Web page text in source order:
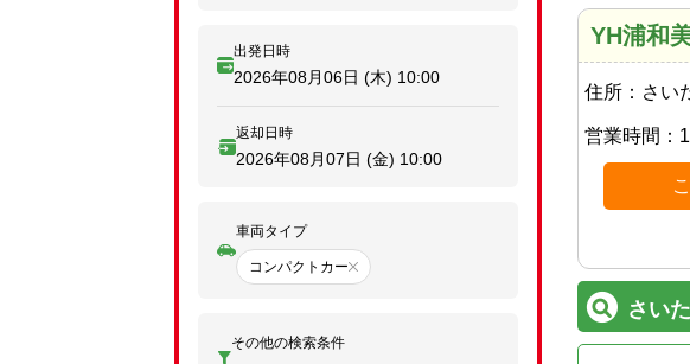
YH浦和
住所： さい
営業時間：
さい
出発日時
2026年08月06日 (木) 10:00
返却日時
2026年08月07日 (金) 10:00
車両タイプ
コンパクトカー
その他の検索条件